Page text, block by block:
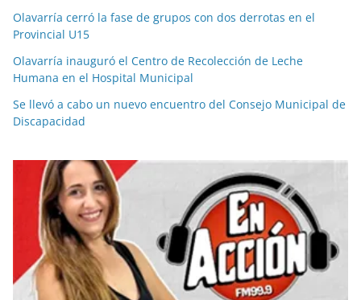
Olavarría cerró la fase de grupos con dos derrotas en el
Provincial U15
Olavarría inauguró el Centro de Recolección de Leche
Humana en el Hospital Municipal
Se llevó a cabo un nuevo encuentro del Consejo Municipal de
Discapacidad